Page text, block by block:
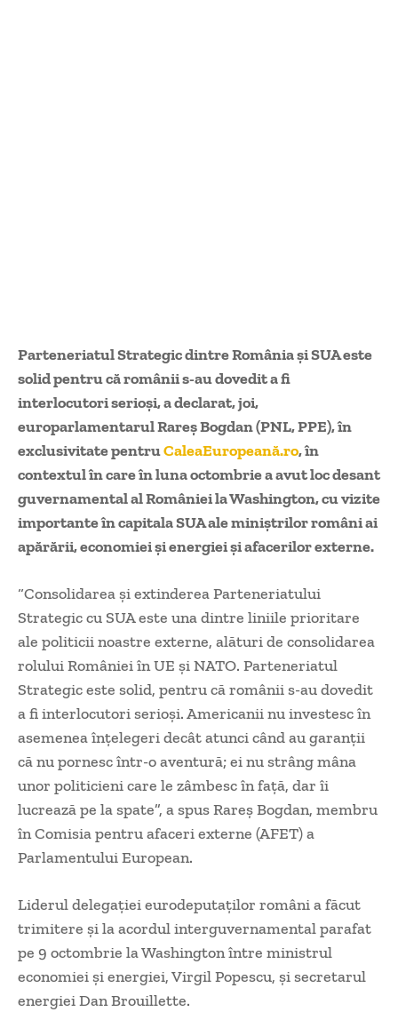
Parteneriatul Strategic dintre România și SUA este
solid pentru că românii s-au dovedit a fi
interlocutori serioși, a declarat, joi,
europarlamentarul Rareș Bogdan (PNL, PPE), în
exclusivitate pentruCaleaEuropeană.ro, în
contextul în care în luna octombrie a avut loc desant
guvernamental al României la Washington, cu vizite
importante în capitala SUA ale miniștrilor români ai
apărării, economiei și energiei și afacerilor externe.
“Consolidarea și extinderea Parteneriatului
Strategic cu SUA este una dintre liniile prioritare
ale politicii noastre externe, alături de consolidarea
rolului României în UE și NATO. Parteneriatul
Strategic este solid, pentru că românii s-au dovedit
a fi interlocutori serioși. Americanii nu investesc în
asemenea înțelegeri decât atunci când au garanții
că nu pornesc într-o aventură; ei nu strâng mâna
unor politicieni care le zâmbesc în față, dar îi
lucrează pe la spate”, a spus Rareș Bogdan, membru
în Comisia pentru afaceri externe (AFET) a
Parlamentului European.
Liderul delegației eurodeputaților români a făcut
trimitere și la acordul interguvernamental parafat
pe 9 octombrie la Washington între ministrul
economiei și energiei, Virgil Popescu, și secretarul
energiei Dan Brouillette.